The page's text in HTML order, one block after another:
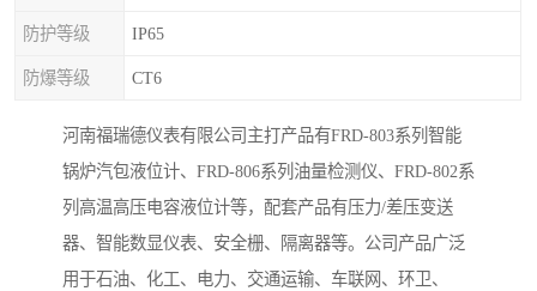
防护等级 IP65
防爆等级 CT6
河南福瑞德仪表有限公司主打产品有FRD-803系列智能
锅炉汽包液位计、FRD-806系列油量检测仪、FRD-802系
列高温高压电容液位计等，配套产品有压力/差压变送
器、智能数显仪表、安全栅、隔离器等。公司产品广泛
用于石油、化工、电力、交通运输、车联网、环卫、